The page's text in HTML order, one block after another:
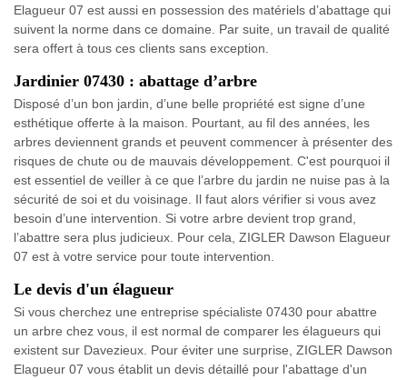
Elagueur 07 est aussi en possession des matériels d’abattage qui
suivent la norme dans ce domaine. Par suite, un travail de qualité
sera offert à tous ces clients sans exception.
Jardinier 07430 : abattage d’arbre
Disposé d’un bon jardin, d’une belle propriété est signe d’une
esthétique offerte à la maison. Pourtant, au fil des années, les
arbres deviennent grands et peuvent commencer à présenter des
risques de chute ou de mauvais développement. C'est pourquoi il
est essentiel de veiller à ce que l’arbre du jardin ne nuise pas à la
sécurité de soi et du voisinage. Il faut alors vérifier si vous avez
besoin d’une intervention. Si votre arbre devient trop grand,
l’abattre sera plus judicieux. Pour cela, ZIGLER Dawson Elagueur
07 est à votre service pour toute intervention.
Le devis d'un élagueur
Si vous cherchez une entreprise spécialiste 07430 pour abattre
un arbre chez vous, il est normal de comparer les élagueurs qui
existent sur Davezieux. Pour éviter une surprise, ZIGLER Dawson
Elagueur 07 vous établit un devis détaillé pour l'abattage d'un